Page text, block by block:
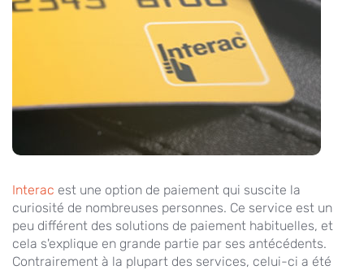
Interac est une option de paiement qui suscite la
curiosité de nombreuses personnes. Ce service est un
peu différent des solutions de paiement habituelles, et
cela s'explique en grande partie par ses antécédents.
Contrairement à la plupart des services, celui-ci a été